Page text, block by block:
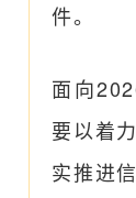
件。
面向
要以着
实推进